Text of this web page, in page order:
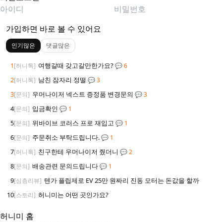
가입하면 바로 볼 수 있어요
인기많은 댓글많은
1[허니톡] 여행갈때 갖고갈만한가요?💬 6
2[허니톡] 남친 잠자리 정떨 💬 3
3[문의] 우머나이저 넥스트 증정품 변경문의 💬 3
4[문의] 입금확인 💬 1
5[문의] 위바이브 코러스 프로 재입고 💬 1
6[문의] 주문취소 부탁드립니다.💬 1
7[허니톡] 친구한테 우머나이저 줬더니 💬 2
8[문의] 배송관련 문의드립니다💬 1
9[심층리뷰] 텐가 플립제로 EV 25만 원짜리 진동 모터는 돈값을 할까
10[스토리] 허니미는 어떤 곳인가요?
허니미 홈